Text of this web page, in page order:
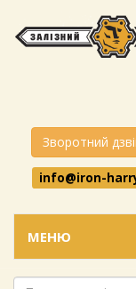
Зворотний
info@iron-
МЕНЮ